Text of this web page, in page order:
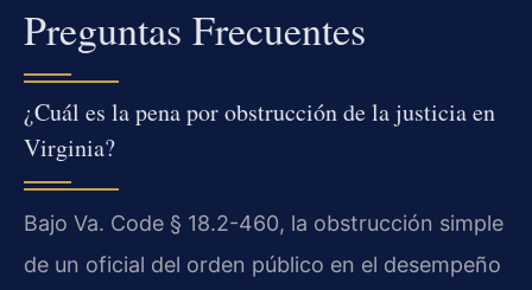
Preguntas Frecuentes
¿Cuál es la pena por obstrucción de la justicia en
Virginia?
Bajo Va. Code § 18.2-460, la obstrucción simple
de un oficial del orden público en el desempeño